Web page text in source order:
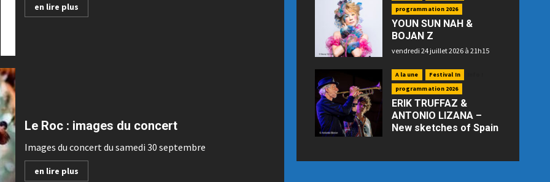
en lire plus
Le Roc : images du concert
Images du concert du samedi 30 septembre
en lire plus
programmation 2026
YOUN SUN NAH &
BOJAN Z
vendredi 24 juillet 2026 à 21h15
deuxième partie
A la une Festival In
programmation 2026
ERIK TRUFFAZ &
ANTONIO LIZANA –
New sketches of Spain